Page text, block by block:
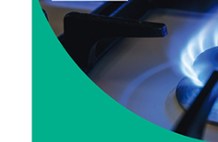
От Святого Августина до
необычная лекция об
музыки
5 Авг 2026 17:07 343
Завершается обустройство